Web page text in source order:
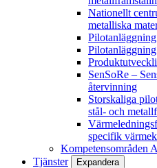
Nationellt
metalliska
SenSoRe –
återvinning
Storskaliga
stål- och
specifik
Kompetensområden
Tjänster
Expandera